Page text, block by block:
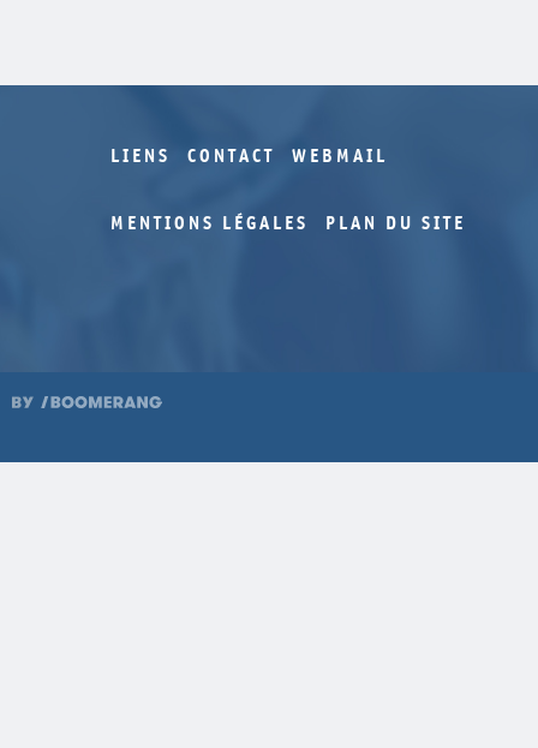
LIENS CONTACT WEBMAIL
MENTIONS LÉGALES PLAN DU SITE